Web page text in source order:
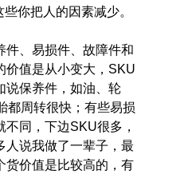
你把人的因素减少。
件、易损件、故障件和
价值是从小变大，SKU
说保养件，如油、轮
都周转很快；有些易损
同，下边SKU很多，
人说我做了一辈子，最
货价值是比较高的，有